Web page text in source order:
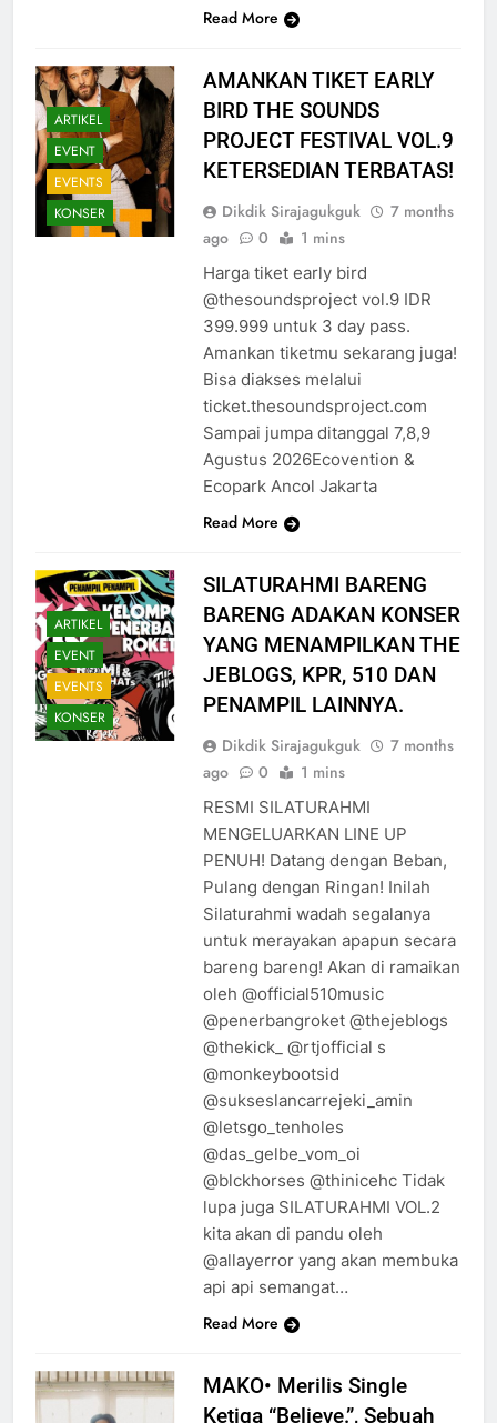
Read More
ARTIKEL
EVENT
EVENTS
KONSER
AMANKAN TIKET EARLY
BIRD THE SOUNDS
PROJECT FESTIVAL VOL.9
KETERSEDIAN TERBATAS!
Dikdik Sirajagukguk
7 months
ago
0 1 mins
Harga tiket early bird
@thesoundsproject vol.9 IDR
399.999 untuk 3 day pass.
Amankan tiketmu sekarang juga!
Bisa diakses melalui
ticket.thesoundsproject.com
Sampai jumpa ditanggal 7,8,9
Agustus 2026Ecovention &
Ecopark Ancol Jakarta
Read More
ARTIKEL
EVENT
EVENTS
KONSER
SILATURAHMI BARENG
BARENG ADAKAN KONSER
YANG MENAMPILKAN THE
JEBLOGS, KPR, 510 DAN
PENAMPIL LAINNYA.
Dikdik Sirajagukguk
7 months
ago
0 1 mins
RESMI SILATURAHMI
MENGELUARKAN LINE UP
PENUH! Datang dengan Beban,
Pulang dengan Ringan! Inilah
Silaturahmi wadah segalanya
untuk merayakan apapun secara
bareng bareng! Akan di ramaikan
oleh @official510music
@penerbangroket @thejeblogs
@thekick_ @rtjofficial s
@monkeybootsid
@sukseslancarrejeki_amin
@letsgo_tenholes
@das_gelbe_vom_oi
@blckhorses @thinicehc Tidak
lupa juga SILATURAHMI VOL.2
kita akan di pandu oleh
@allayerror yang akan membuka
api api semangat…
Read More
MAKO• Merilis Single
Ketiga “Believe.”, Sebuah